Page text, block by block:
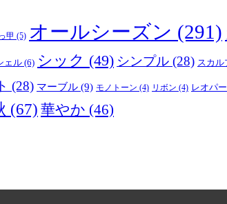
甲 (5) オールシーズン (291)
ェル(6) シック (49) シンプル (28) スカル
(28) マーブル (9) モノトーン (4) リボン (4) レオパ
(67) 華やか (46)